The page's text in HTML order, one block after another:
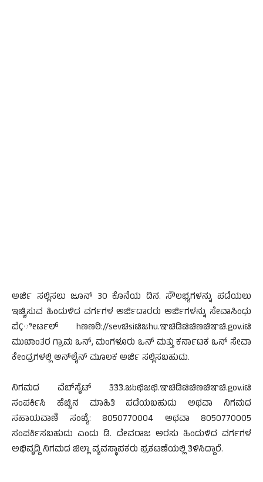
ಅರ್ಜಿ ಸಲ್ಲಿಸಲು ಜೂನ್ 30 ಕೊನೆಯ ದಿನ. ಸೌಲಭ್ಯಗಳನ್ನು ಪಡೆಯಲು
ಇಚ್ಚಿಸುವ ಹಿಂದುಳಿದ ವರ್ಗಗಳ ಅರ್ಜಿದಾರರು ಅರ್ಜಿಗಳನ್ನು ಸೇವಾಸಿಂಧು
ಪೆÇೀರ್ಟಲ್ hಣಣಠಿ://sevಚಿsiಟಿಜhu.ಞಚಿಡಿಟಿಚಿಣಚಿಞಚಿ.gov.iಟಿ
ಮುಖಾಂತರ ಗ್ರಾಮ ಒನ್, ಮಂಗಳೂರು ಒನ್ ಮತ್ತು ಕರ್ನಾಟಕ ಒನ್ ಸೇವಾ
ಕೇಂದ್ರಗಳಲ್ಲಿ ಆನ್‍ಲೈನ್ ಮೂಲಕ ಅರ್ಜಿ ಸಲ್ಲಿಸಬಹುದು.
ನಿಗಮದ ವೆಬ್‍ಸೈಟ್ ತಿತಿತಿ.ಜbಛಿಜಛಿ.ಞಚಿಡಿಟಿಚಿಣಚಿಞಚಿ.gov.iಟಿ
ಸಂಪರ್ಕಿಸಿ ಹೆಚ್ಚಿನ ಮಾಹಿತಿ ಪಡೆಯಬಹುದು ಅಥವಾ ನಿಗಮದ
ಸಹಾಯವಾಣಿ ಸಂಖ್ಯೆ: 8050770004 ಅಥವಾ 8050770005
ಸಂಪರ್ಕಿಸಬಹುದು ಎಂದು ಡಿ. ದೇವರಾಜ ಅರಸು ಹಿಂದುಳಿದ ವರ್ಗಗಳ
ಅಭಿವೃದ್ದಿ ನಿಗಮದ ಜಿಲ್ಲಾ ವ್ಯವಸ್ಥಾಪಕರು ಪ್ರಕಟಣೆಯಲ್ಲಿ ತಿಳಿಸಿದ್ದಾರೆ.